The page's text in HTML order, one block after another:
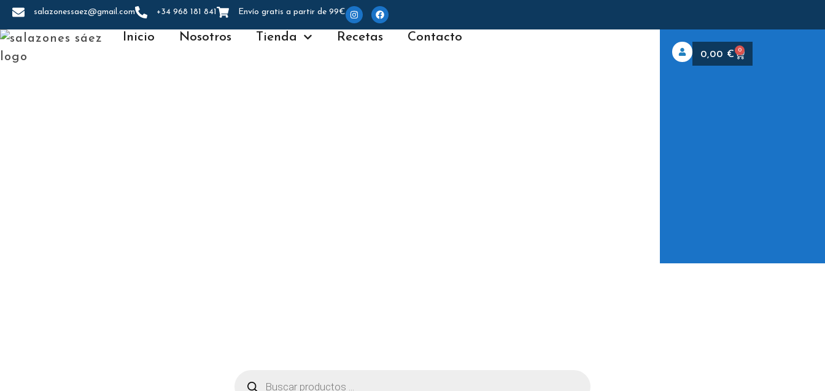
salazonessaez@gmail.com +34 968 181 841 Envío gratis a partir de 99€
Inicio Nosotros Tienda Recetas Contacto
0,00 € 0